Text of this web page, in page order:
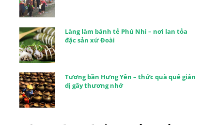
Làng làm bánh tẻ Phú Nhi – nơi lan tỏa
đặc sản xứ Đoài
Tương bần Hưng Yên – thức quà quê giản
dị gây thương nhớ